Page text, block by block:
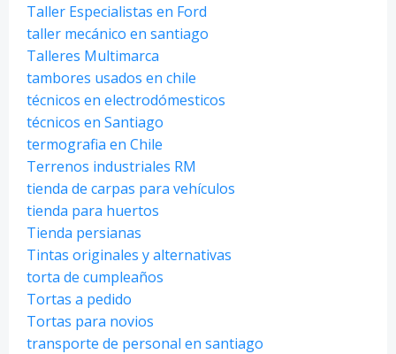
Taller Especialistas en Ford
taller mecánico en santiago
Talleres Multimarca
tambores usados en chile
técnicos en electrodómesticos
técnicos en Santiago
termografia en Chile
Terrenos industriales RM
tienda de carpas para vehículos
tienda para huertos
Tienda persianas
Tintas originales y alternativas
torta de cumpleaños
Tortas a pedido
Tortas para novios
transporte de personal en santiago